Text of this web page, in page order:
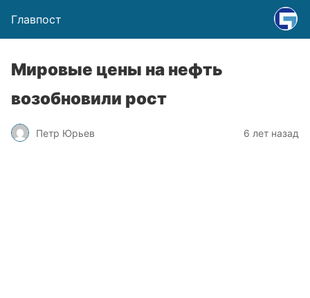
Главпост
Мировые цены на нефть
возобновили рост
Петр Юрьев 6 лет назад